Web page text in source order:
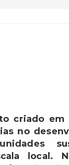
criado em
no
local.